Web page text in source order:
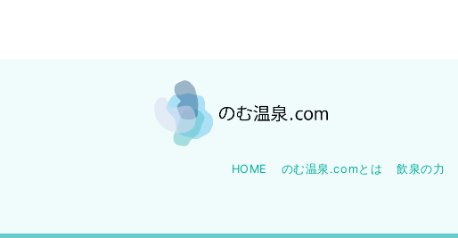
HOME のむ温泉.comとは 飲泉の力